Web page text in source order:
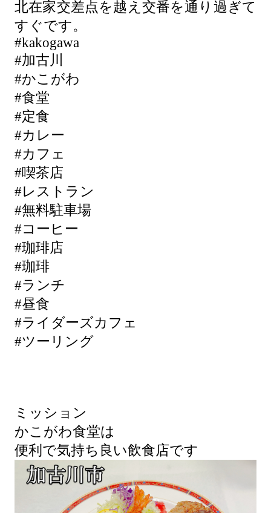
北在家交差点を越え交番を通り過ぎて
すぐです。
#kakogawa
#加古川
#かこがわ
#食堂
#定食
#カレー
#カフェ
#喫茶店
#レストラン
#無料駐車場
#コーヒー
#珈琲店
#珈琲
#ランチ
#昼食
#ライダーズカフェ
#ツーリング
ミッション
かこがわ食堂は
便利で気持ち良い飲食店です